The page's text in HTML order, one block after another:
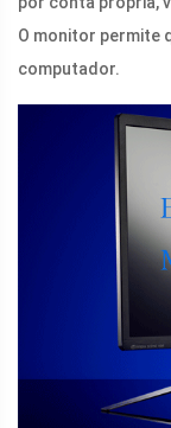
O monitor permite
computador.